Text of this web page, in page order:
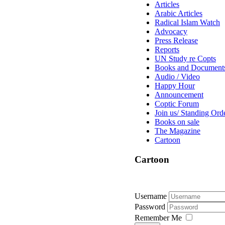
Articles
Arabic Articles
Radical Islam Watch
Advocacy
Press Release
Reports
UN Study re Copts
Books and
Audio / Video
Happy Hour
Announcement
Coptic Forum
Join us/ Standing
Books on sale
The Magazine
Cartoon
Cartoon
Username
Password
Remember Me